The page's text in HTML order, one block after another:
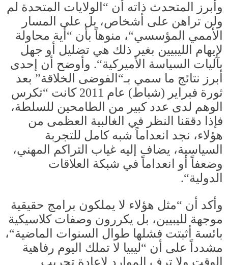
وأبرز المتحدث ذاته أن “ الولايات المتحدة لم
ولن تراهن على أشخاص، بل على المسار
الأممي المؤسسي“، منوهاً بأن “ أية محاولة
لإيهام الليبيين بغير ذلك هي تضليل أو جهل
بآليات السياسة الأميركية“. وأوضح أن إحدى
أبرز نتائج ما سمي بـ“ الفوضى الخلاقة” بعد
ثورة فبراير (شباط) عام 2011 كانت “تكرس
الوهم لدى عدد كبير من الطامحين للسلطة،
فإذا دققنا النظر في الغالبية العظمى من
هؤلاء، نجد انعداماً شبه كامل للتجربة
السياسية، يضاف إليه غياب التراكم المهني،
وضعفاً أو انعداماً في شبكة العلاقات
الدولية“.
وأكد أن “مثل هؤلاء لا يملكون برامج حقيقية
موجهة لليبيين، بل يكررون وصفات كلاسيكية
بائسة أثبتت فشلها طوال السنوات الماضية“،
مشدداً على أن “ليبيا لا تملك اليوم رفاهية
الوقت ولا ترف الموارد لإعادة تجريب